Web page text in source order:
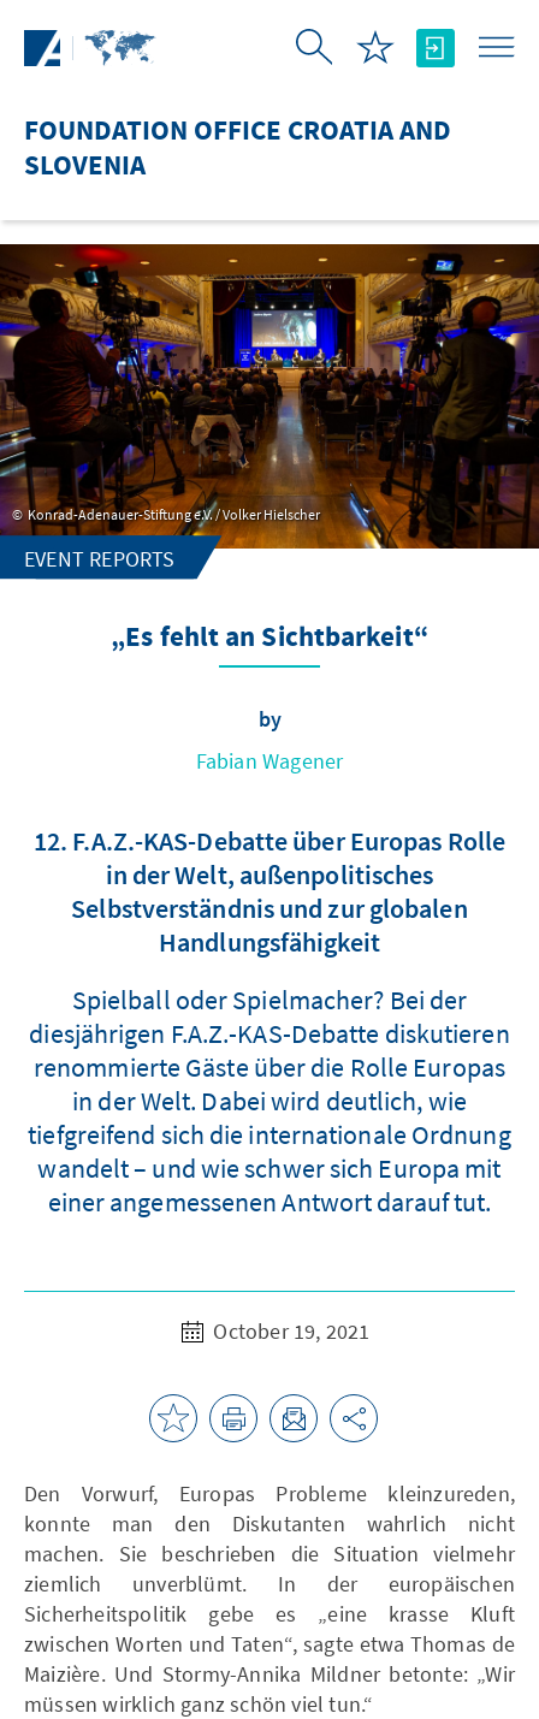
FOUNDATION OFFICE CROATIA AND
SLOVENIA
Konrad-Adenauer-Stiftung e.V. / Volker Hielscher
EVENT REPORTS
„Es fehlt an Sichtbarkeit“
by
Fabian Wagener
12. F.A.Z.-KAS-Debatte über Europas Rolle
in der Welt, außenpolitisches
Selbstverständnis und zur globalen
Handlungsfähigkeit
Spielball oder Spielmacher? Bei der
diesjährigen F.A.Z.-KAS-Debatte diskutieren
renommierte Gäste über die Rolle Europas
in der Welt. Dabei wird deutlich, wie
tiefgreifend sich die internationale Ordnung
wandelt – und wie schwer sich Europa mit
einer angemessenen Antwort darauf tut.
October 19, 2021
Den Vorwurf, Europas Probleme kleinzureden,
konnte man den Diskutanten wahrlich nicht
machen. Sie beschrieben die Situation vielmehr
ziemlich unverblümt. In der europäischen
Sicherheitspolitik gebe es „eine krasse Kluft
zwischen Worten und Taten“, sagte etwa Thomas de
Maizière. Und Stormy-Annika Mildner betonte: „Wir
müssen wirklich ganz schön viel tun.“